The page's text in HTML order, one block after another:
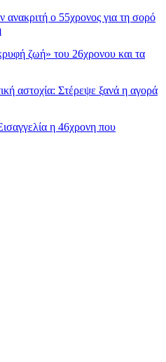
ανακριτή ο 55χρονος για τη σορό
ζωή» του 26χρονου και τα
αστοχία: Στέρεψε ξανά η αγορά
η 46χρονη που